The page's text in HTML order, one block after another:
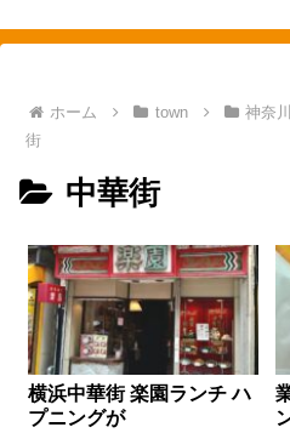
ホーム town 神奈
街
中華街
横浜中華街 楽園ランチ ハ
プニングが